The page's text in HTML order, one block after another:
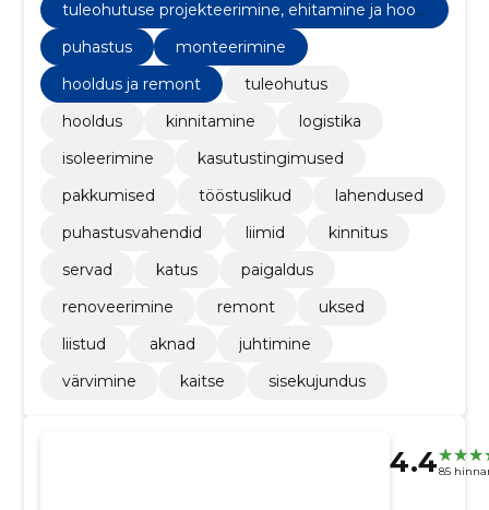
tuleohutuse projekteerimine, ehitamine ja hool
puhastus
monteerimine
hooldus ja remont
tuleohutus
hooldus
kinnitamine
logistika
isoleerimine
kasutustingimused
pakkumised
tööstuslikud
lahendused
puhastusvahendid
liimid
kinnitus
servad
katus
paigaldus
renoveerimine
remont
uksed
liistud
aknad
juhtimine
värvimine
kaitse sisekujundus
4.485